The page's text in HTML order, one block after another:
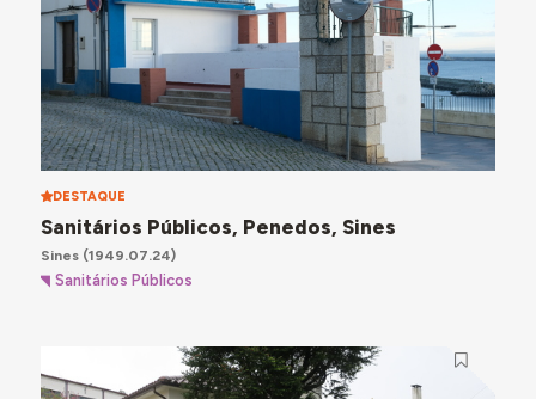
DESTAQUE
Sanitários Públicos, Penedos, Sines
Sines(1949.07.24)
Sanitários Públicos